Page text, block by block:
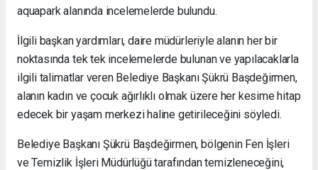
aquapark alanında incelemelerde bulundu.
İlgili başkan yardımları, daire müdürleriyle alanın her bir
noktasında tek tek incelemelerde bulunan ve yapılacaklarla
ilgili talimatlar veren Belediye Başkanı Şükrü Başdeğirmen,
alanın kadın ve çocuk ağırlıklı olmak üzere her kesime hitap
edecek bir yaşam merkezi haline getirileceğini söyledi.
Belediye Başkanı Şükrü Başdeğirmen, bölgenin Fen İşleri
ve Temizlik İşleri Müdürlüğü tarafından temizleneceğini,